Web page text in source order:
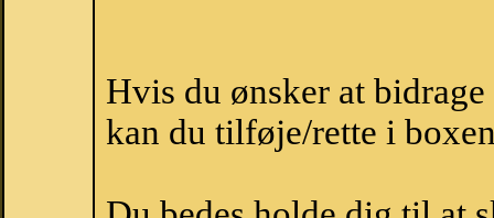
Hvis du ønsker at
kan du tilføje/rette i